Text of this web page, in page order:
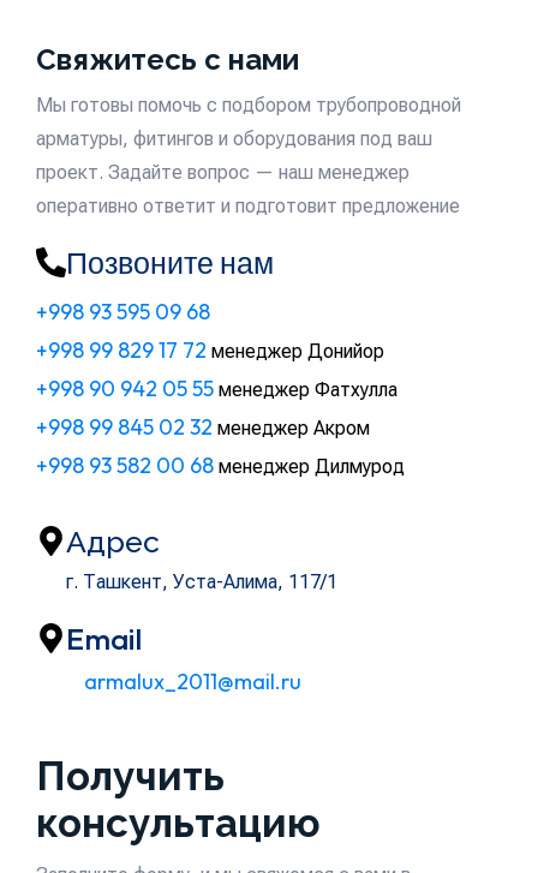
Свяжитесь с нами
Мы готовы помочь с подбором трубопроводной
арматуры, фитингов и оборудования под ваш
проект. Задайте вопрос — наш менеджер
оперативно ответит и подготовит предложение
Позвоните нам
+998 93 595 09 68
+998 99 829 17 72 менеджер Донийор
+998 90 942 05 55 менеджер Фатхулла
+998 99 845 02 32 менеджер Акром
+998 93 582 00 68 менеджер Дилмурод
Адрес
г. Ташкент, ​Уста-Алима, 117/1
Email
armalux_2011@mail.ru
Получить
консультацию